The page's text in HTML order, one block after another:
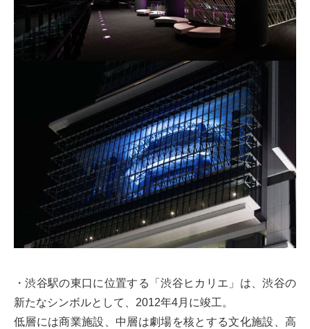
・渋谷駅の東口に位置する「渋谷ヒカリエ」は、渋谷の
新たなシンボルとして、2012年4月に竣工。
低層には商業施設、中層は劇場を核とする文化施設、高